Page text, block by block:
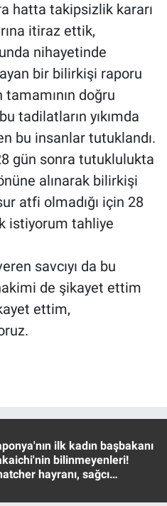
hatta takipsizlik kararı
itiraz ettik,
nihayetinde
bir bilirkişi raporu
doğru
tadilatların yıkımda
bu insanlar tutuklandı.
gün sonra tutuklulukta
alınarak bilirkişi
atfi olmadığı için 28
istiyorum tahliye
savcıyı da bu
de şikayet ettim
ettim,
ilk kadın başbakanı
bilinmeyenleri!
hayranı, sağcı